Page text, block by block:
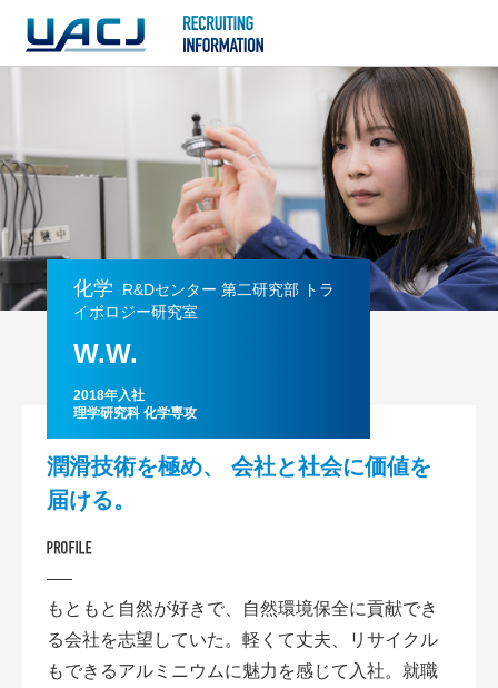
化学
R&Dセンター 第二研究部 トラ
イボロジー研究室
W.W.
2018年入社
理学研究科 化学専攻
潤滑技術を極め、
会社と社会に価値を
届ける。
もともと自然が好きで、自然環境保全に貢献でき
る会社を志望していた。軽くて丈夫、リサイクル
もできるアルミニウムに魅力を感じて入社。就職